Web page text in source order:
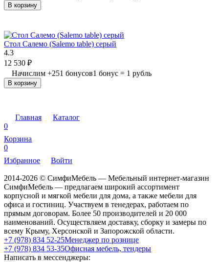
В корзину
Стол Салемо (Salemo table) серый
4.3
12 530 ₽
Начислим +251 бонусов1 бонус = 1 рубль
В корзину
Главная
Каталог
0
Корзина
0
Избранное
Войти
2014-2026 © СимфиМебель — Мебельный интернет-магазин
СимфиМебель — предлагаем широкий ассортимент
корпусной и мягкой мебели для дома, а также мебели для
офиса и гостиниц. Участвуем в тенедерах, работаем по
прямым договорам. Более 50 производителей и 20 000
наименований. Осуществляем доставку, сборку и замеры по
всему Крыму, Херсонской и Запорожской области.
+7 (978) 834 52-25Менеджер по рознице
+7 (978) 834 53-35Офисная мебель, тендеры
Написать в мессенджеры: